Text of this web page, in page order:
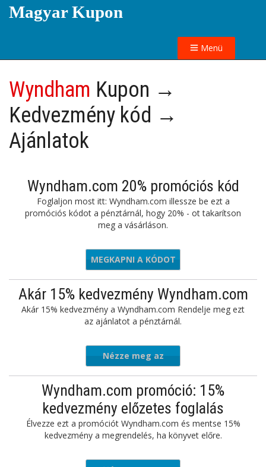
Magyar Kupon
Menü
Wyndham Kupon →
Kedvezmény kód →
Ajánlatok
Wyndham.com 20% promóciós kód
Foglaljon most itt: Wyndham.com illessze be ezt a
promóciós kódot a pénztárnál, hogy 20% - ot takarítson
meg a vásárláson.
IS001NF
MEGKAPNI A KÓDOT
Akár 15% kedvezmény Wyndham.com
Akár 15% kedvezmény a Wyndham.com Rendelje meg ezt
az ajánlatot a pénztárnál.
Nézze meg az
ajánlatot
Wyndham.com promóció: 15%
kedvezmény előzetes foglalás
Élvezze ezt a promóciót Wyndham.com és mentse 15%
kedvezmény a megrendelés, ha könyvet előre.